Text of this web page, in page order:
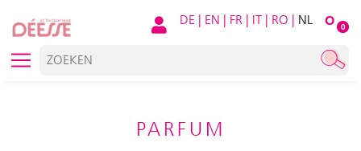
O 0
DE | EN | FR | IT | RO | NL
PARFUM